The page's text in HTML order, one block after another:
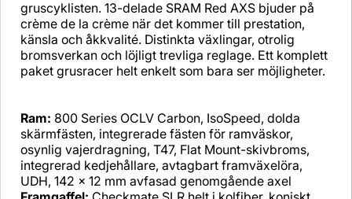
gruscyklisten. 13-delade SRAM Red AXS bjuder på
crème de la crème när det kommer till prestation,
känsla och åkkvalité. Distinkta växlingar, otrolig
bromsverkan och löjligt trevliga reglage. Ett komplett
paket grusracer helt enkelt som bara ser möjligheter.
Ram: 800 Series OCLV Carbon, IsoSpeed, dolda
skärmfästen, integrerade fästen för ramväskor,
osynlig vajerdragning, T47, Flat Mount-skivbroms,
integrerad kedjehållare, avtagbart framväxelöra,
UDH, 142 x 12 mm avfasad genomgående axel